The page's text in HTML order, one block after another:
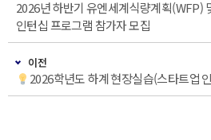
2026년 하반기 유엔세계식량계획(WFP)
인턴십 프로그램 참가자 모집
이전
2026학년도 하계 현장실습(스타트업